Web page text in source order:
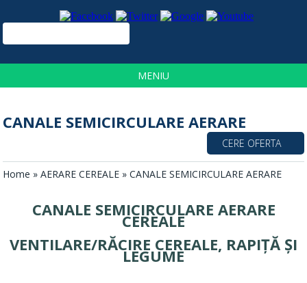
030
MENIU
CANALE SEMICIRCULARE AERARE
CERE OFERTA
Home »AERARE CEREALE » CANALE SEMICIRCULARE AERARE
CANALE SEMICIRCULARE AERARE
CEREALE
VENTILARE/RĂCIRE CEREALE, RAPIȚĂ ȘI
LEGUME